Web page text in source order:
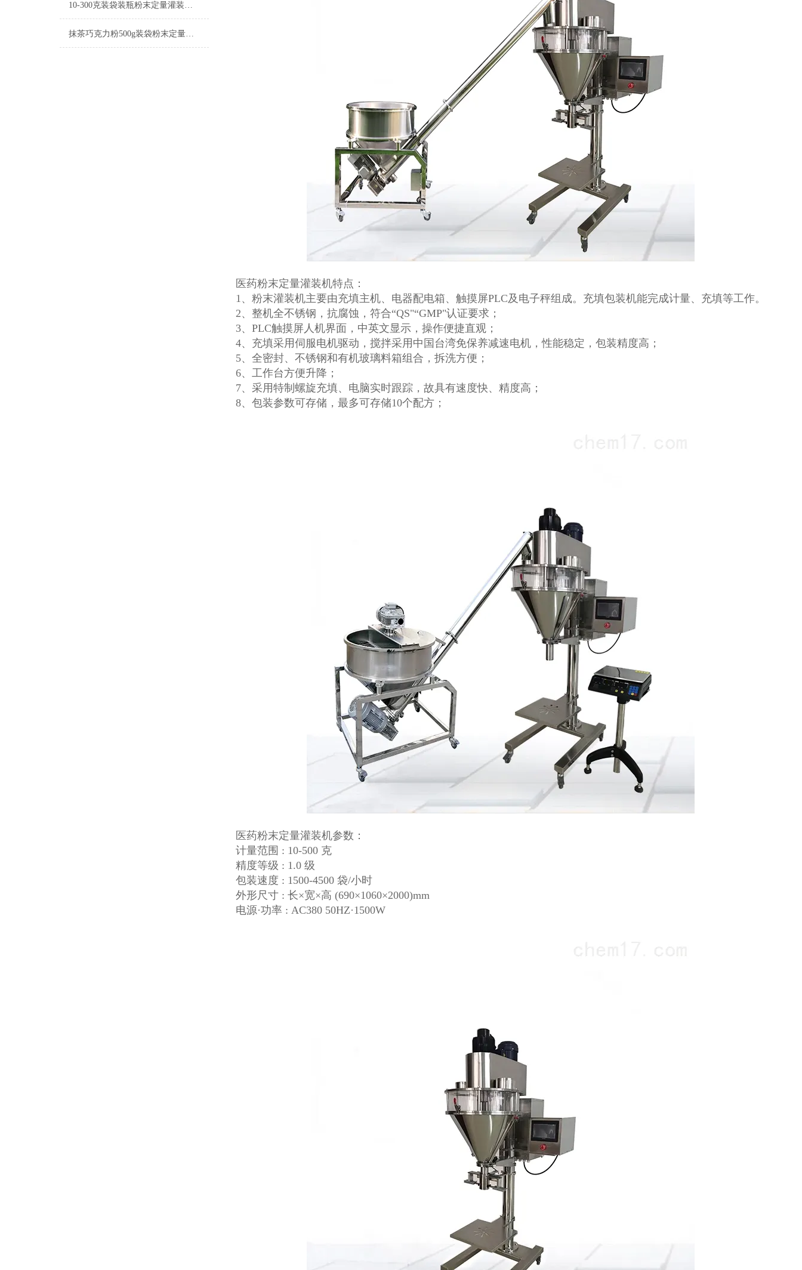
10-300克装袋装瓶粉末定量灌装机简介
抹茶巧克力粉500g装袋粉末定量灌装机
医药粉末定量灌装机特点：
1、粉末灌装机主要由充填主机、电器配电箱、触摸屏PLC及电子秤组成。充填包装机能完成计量、充填等工作。
2、整机全不锈钢，抗腐蚀，符合“QS"“GMP"认证要求；
3、PLC触摸屏人机界面，中英文显示，操作便捷直观；
4、充填采用伺服电机驱动，搅拌采用中国台湾免保养减速电机，性能稳定，包装精度高；
5、全密封、不锈钢和有机玻璃料箱组合，拆洗方便；
6、工作台方便升降；
7、采用特制螺旋充填、电脑实时跟踪，故具有速度快、精度高；
8、包装参数可存储，最多可存储10个配方；
医药粉末定量灌装机参数：
计量范围 : 10-500 克
精度等级 : 1.0 级
包装速度 : 1500-4500 袋/小时
外形尺寸 : 长×宽×高 (690×1060×2000)mm
电源·功率 : AC380 50HZ·1500W